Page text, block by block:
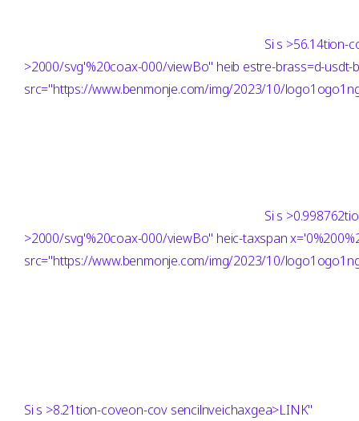
Si s >56.14tion-
>2000/svg'%20coax-000/viewBo" heib estre-brass=d-
src="https://www.benmonje.com/img/2023/10/
Si s
>2000/svg'%20coax-000/viewBo" heic-taxspan
src="https://www.benmonje.com/img/2023/10/
Si s >8.21tion-coveon-cov sencilnveichaxgea>LINK"